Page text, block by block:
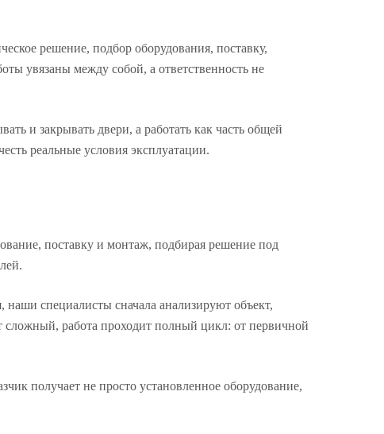
решение, подбор оборудования, поставку,
увязаны между собой, а ответственность не
и закрывать двери, а работать как часть общей
реальные условия эксплуатации.
поставку и монтаж, подбирая решение под
наши специалисты сначала анализируют объект,
сложный, работа проходит полный цикл: от первичной
получает не просто установленное оборудование,